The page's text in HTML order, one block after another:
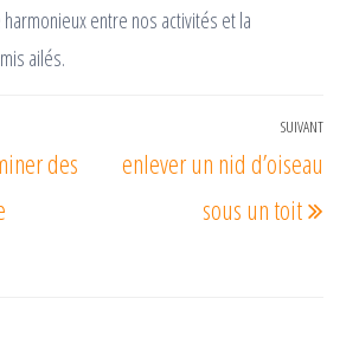
entre nos activités et la
ailés.
des
SUIVANT
enlever un nid d’oiseau
sous un toit